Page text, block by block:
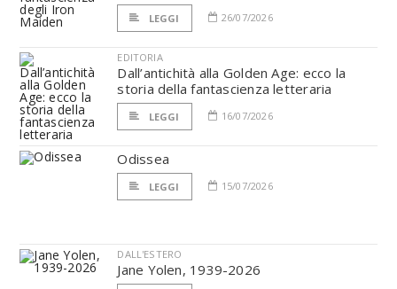
LEGGI 26/07/2026
EDITORIA
Dall’antichità alla Golden Age: ecco la
storia della fantascienza letteraria
LEGGI 16/07/2026
Odissea
LEGGI 15/07/2026
DALL'ESTERO
Jane Yolen, 1939-2026